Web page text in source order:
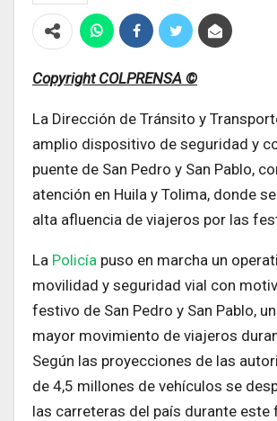
Copyright COLPRENSA ©
La Dirección de Tránsito y
amplio dispositivo de seguridad y
puente de San Pedro y San Pablo,
atención en Huila y Tolima, donde
alta afluencia de viajeros por las
La Policía puso en marcha un
movilidad y seguridad vial con
festivo de San Pedro y San Pablo,
mayor movimiento de viajeros
Según las proyecciones de las
de 4,5 millones de vehículos se
las carreteras del país durante este